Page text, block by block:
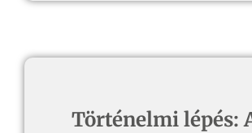
Történelmi lépés: